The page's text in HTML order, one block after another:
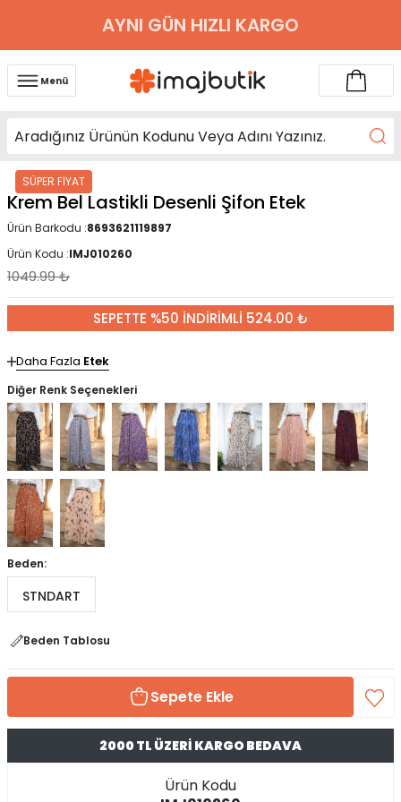
AYNI GÜN HIZLI KARGO
Menü
SÜPER FİYAT
Krem Bel Lastikli Desenli Şifon Etek
Ürün Barkodu :8693621119897
Ürün Kodu :IMJ010260
1049.99₺
SEPETTE %50 İNDİRİMLİ 524.00 ₺
Daha Fazla Etek
Diğer Renk Seçenekleri
Beden:
STNDART
Beden Tablosu
Sepete Ekle
2000 TL ÜZERİ KARGO BEDAVA
Ürün Kodu